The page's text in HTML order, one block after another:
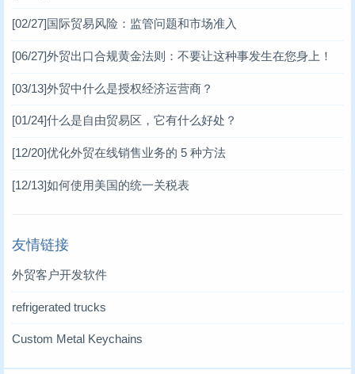
[02/27]国际贸易风险：监管问题和市场准入
[06/27]外贸出口合规黄金法则：不要让这种事发生在您身上！
[03/13]外贸中什么是授权经济运营商？
[01/24]什么是自由贸易区，它有什么好处？
[12/20]优化外贸在线销售业务的 5 种方法
[12/13]如何使用美国的统一关税表
友情链接
外贸客户开发软件
refrigerated trucks
Custom Metal Keychains